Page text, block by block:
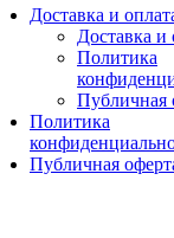
Доставка и
Доставка и
Политика
Публичная
Политика
Публичная